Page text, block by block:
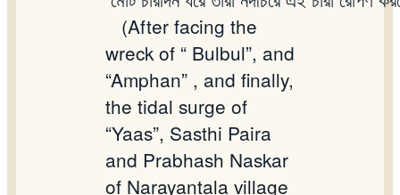
(After facing the
wreck of “ Bulbul”, and
“Amphan” , and finally,
the tidal surge of
“Yaas”, Sasthi Paira
and Prabhash Naskar
of Narayantala village